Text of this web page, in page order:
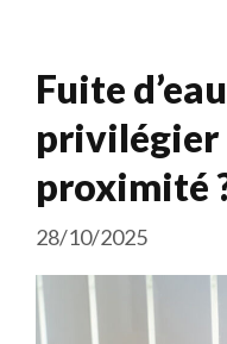
Fuite
privilégier
proximité
28/10/2025